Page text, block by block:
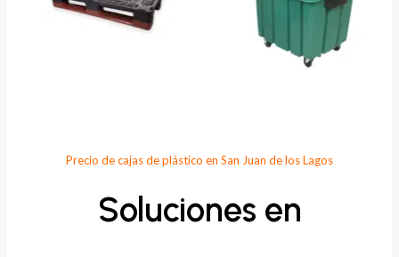
Precio de cajas de plástico en San Juan de los Lagos
Soluciones en